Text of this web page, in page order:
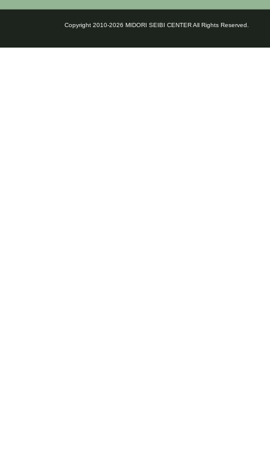
Copyright 2010-2026 MIDORI SEIBI CENTER All Rights Reserved.